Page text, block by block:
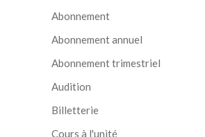
Abonnement
Abonnement annuel
Abonnement trimestriel
Audition
Billetterie
Cours à l'unité